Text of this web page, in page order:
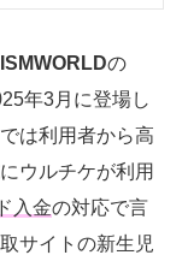
の
年3月に登場し
は利用者から高
ウルチケが利用
入金の対応で言
サイトの新生児